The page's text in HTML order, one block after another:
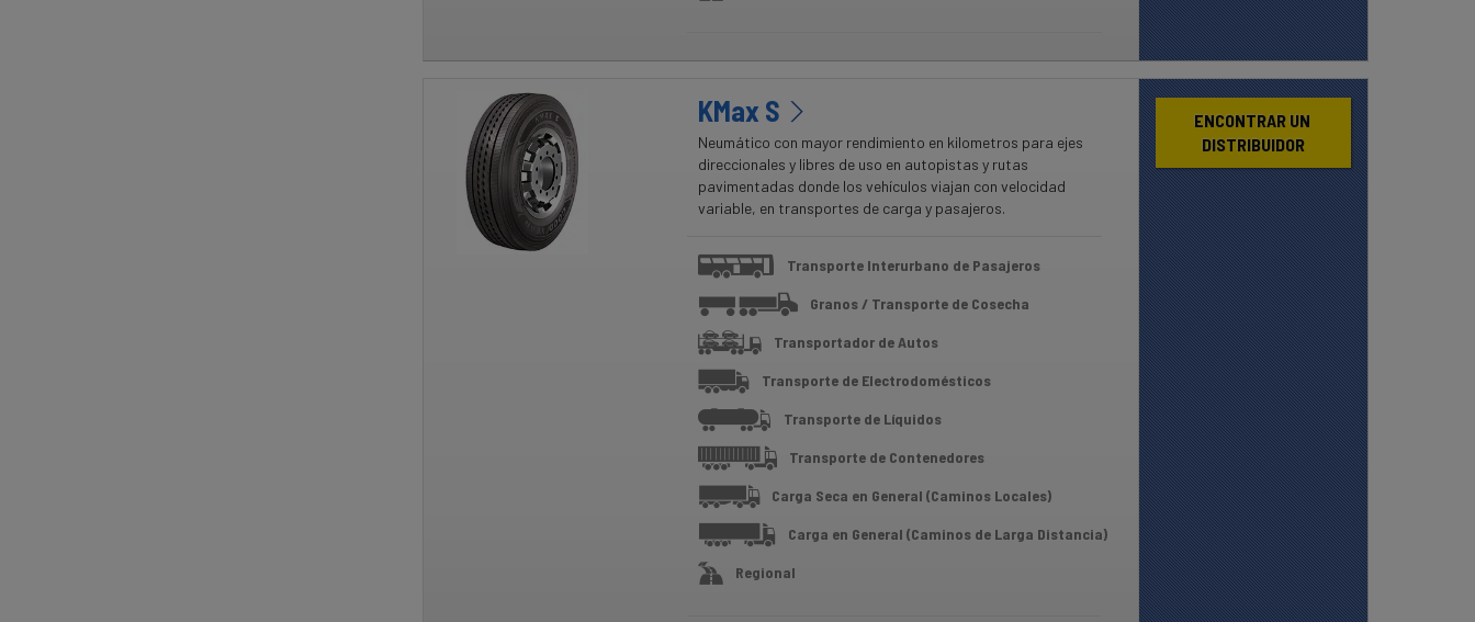
KMax S
Neumático con mayor rendimiento en kilometros para ejes
direccionales y libres de uso en autopistas y rutas
pavimentadas donde los vehículos viajan con velocidad
variable, en transportes de carga y pasajeros.
Transporte Interurbano de Pasajeros
Granos / Transporte de Cosecha
Transportador de Autos
Transporte de Electrodomésticos
Transporte de Líquidos
Transporte de Contenedores
Carga Seca en General (Caminos Locales)
Carga en General (Caminos de Larga Distancia)
Regional
ENCONTRAR UN
DISTRIBUIDOR